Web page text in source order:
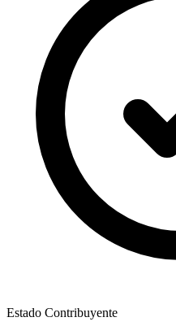
Estado Contribuyente